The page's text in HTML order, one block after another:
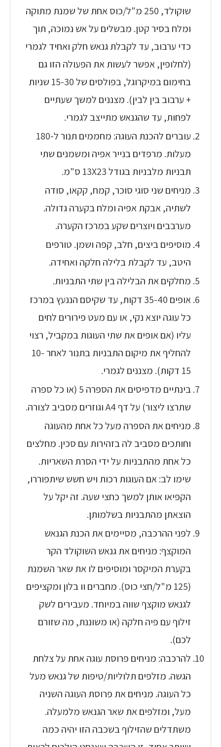
שוקולד, 250 מ"ל/כוס אחת של שמנת מתוקה
ומלח בסיר קטן. מבשלים על אש נמוכה, תוך
כדי ערבוב, עד לקבלת גנאש חלק ואחיד לגמרי
(לחלופין, אפשר לעשות את הפעולה הזו גם
בחימום במיקרוגל, בפולסים של 15-30 שניות
+ ערבוב בין לבין). מצננים למשך שעתיים
לפחות, עד שהגנאש מתייצב לגמרי.
עוברים להכנת העוגה: מחממים תנור ל-180
מעלות. מרפדים בנייר אפיה ומשמנים שתי
תבניות מלבניות בגודל 13X23 ס"מ.
מניחים שני סוגי סוכר, קמח, קקאו, סודה
לשתיה, אבקת אפיה ומלח בקערה גדולה.
מערבבים ויוצרים שקע במרכז הקערה.
מוסיפים ביצים, חלב, קפה ושמן. טורפים
היטב, עד לקבלת בלילה חלקה ואחידה.
מחלקים את הבלילה בין שתי התבניות.
אופים 35-40 דקות, עד שקיסם הננעץ במרכז
כל עוגה יוצא נקי, או עם מעט פירורים לחים
עליו (אם אופים את שתי העוגות במקביל, רצוי
להחליף את מיקום התבניות בתנור לאחר 10-
15 דקות). מצננים לגמרי.
בינתיים מדפיסים את הספרה 5 (או כל ספרה
שתרצו ליצור) על דף A4 וגוזרים מסביב לצורה.
מניחים את הספרה מעל כל אחת מהעוגה
וחותכים מסביב לה בזהירות עם סכין. מחלצים
כל אחת מהתבניות על ידי הסרת השאריות.
שימו לב: אם העוגות רכות ויש חשש שיתפוררו,
הקפיאו אותן למשך כחצי שעה. זה יקל על
הוצאתן מהתבניות בשלמותן.
לפני ההרכבה, מסיימים את הכנת הגנאש
המוקצף: מניחים את גנאש השוקולד הקר
בקערת המיקסר ומוסיפים לו את שאר השמנת
(125 מ"ל/חצי כוס). מחברים וו בלון ומקציפים
לגנאש מוקצף שווה במיוחד. מעבירים לשק
זילוף עם פיה חלקה (או משוננת, מה שזורם
לכם).
להרכבה: מניחים פרוסת עוגה אחת על צלחת
הגשה. מזלפים תלוליות/טיפות של גנאש מעל
כל העוגה. מניחים את פרוסת העוגה השניה
מעל, ומזלפים את שאר הגנאש מלמעלה.
משתדלים שהזילוף בשכבה הזו יהיה כמה